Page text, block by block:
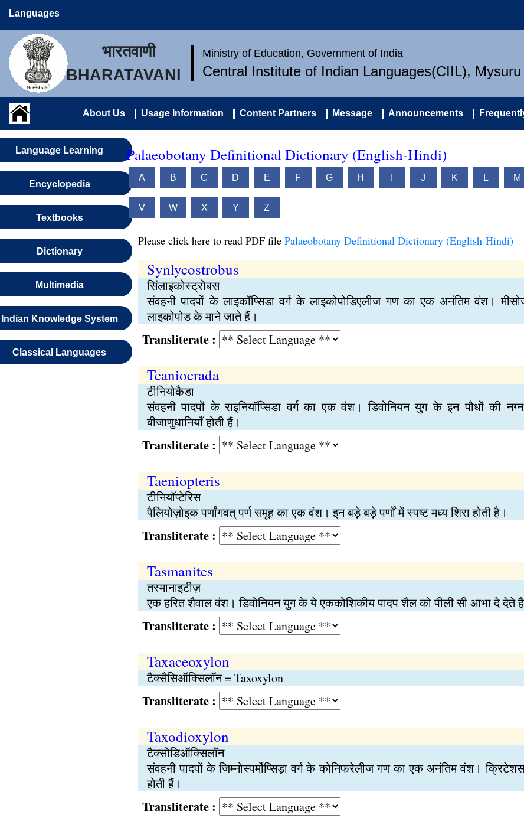
Languages
भारतवाणी
BHARATAVANI
Ministry of Education, Government of India
Central Institute of Indian Languages(CIIL), Mysuru
About Us Usage Information Content Partners Message Announcements
Language Learning
Encyclopedia
Textbooks
Dictionary
Multimedia
Indian Knowledge System
Classical Languages
Palaeobotany Definitional Dictionary (English-Hindi)
A B C D E F G H J K L M
V W X Y Z
Please click here to read PDF file Palaeobotany Definitional Dictionary (English-Hindi)
Synlycostrobus
सिंलाइकोस्ट्रोबस
संवहनी पादपों के लाइकॉप्सिडा वर्ग के लाइकोपोडिएलीज गण का एक अनंतिम वंश।
लाइकोपोड के माने जाते हैं।
Transliterate :
Teaniocrada
टीनियोकैडा
संवहनी पादपों के राइनियॉप्सिडा वर्ग का एक वंश। डिवोनियन युग के इन पौधों की
बीजाणुधानियाँ होती हैं।
Transliterate :
Taeniopteris
टीनियॉप्टेरिस
पैलियोज़ोइक पर्णांगवत् पर्ण समूह का एक वंश। इन बड़े बड़े पर्णों में स्पष्ट मध्य शिरा होती है।
Transliterate :
Tasmanites
तस्मानाइटीज़
एक हरित शैवाल वंश। डिवोनियन युग के ये एककोशिकीय पादप शैल को पीली सी आभा दे देते
Transliterate :
Taxaceoxylon
टैक्सैसिऑक्सिलॉन = Taxoxylon
Transliterate :
Taxodioxylon
टैक्सोडिऑक्सिलॉन
संवहनी पादपों के जिम्नोस्पर्मोप्सिड़ा वर्ग के कोनिफरेलीज गण का एक अनंतिम वंश।
होती हैं।
Transliterate :